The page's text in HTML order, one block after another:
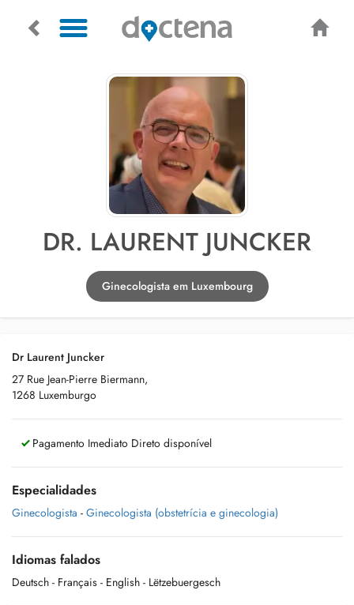
DR. LAURENT JUNCKER
Ginecologista em Luxembourg
Dr Laurent Juncker
27 Rue Jean-Pierre Biermann,
1268 Luxemburgo
Pagamento Imediato Direto disponível
Especialidades
Ginecologista - Ginecologista (obstetrícia e ginecologia)
Idiomas falados
Deutsch - Français - English - Lëtzebuergesch